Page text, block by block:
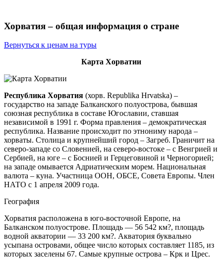
Хорватия – общая информация о стране
Вернуться к ценам на туры
Карта Хорватии
Республика Хорватия (хорв. Republika Hrvatska) –
государство на западе Балканского полуострова, бывшая
союзная республика в составе Югославии, ставшая
независимой в 1991 г. Форма правления – демократическая
республика. Название происходит по этнониму народа –
хорваты. Столица и крупнейший город – Загреб. Граничит на
северо-западе со Словенией, на северо-востоке – с Венгрией и
Сербией, на юге – с Боснией и Герцеговиной и Черногорией;
на западе омывается Адриатическим морем. Национальная
валюта – куна. Участница ООН, ОБСЕ, Совета Европы. Член
НАТО с 1 апреля 2009 года.
География
Хорватия расположена в юго-восточной Европе, на
Балканском полуострове. Площадь — 56 542 км?, площадь
водной акватории — 33 200 км?. Акватория буквально
усыпана островами, общее число которых составляет 1185, из
которых заселены 67. Самые крупные острова – Крк и Црес.